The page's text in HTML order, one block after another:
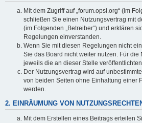
Mit dem Zugriff auf „forum.opsi.org“ (im
schließen Sie einen Nutzungsvertrag mit
(im Folgenden „Betreiber“) und erklären
Regelungen einverstanden.
Wenn Sie mit diesen Regelungen nicht
Sie das Board nicht weiter nutzen. Für die
jeweils die an dieser Stelle
Der Nutzungsvertrag wird auf
von beiden Seiten ohne Einhaltung einer
werden.
2. EINRÄUMUNG VON
Mit dem Erstellen eines Beitrags erteilen